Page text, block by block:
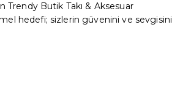
Trendy Butik Takı & Aksesuar
hedefi; sizlerin güvenini ve sevgisini